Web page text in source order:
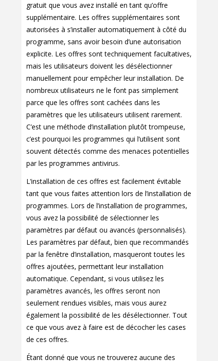
gratuit que vous avez installé en tant qu’offre
supplémentaire. Les offres supplémentaires sont
autorisées à s’installer automatiquement à côté du
programme, sans avoir besoin d’une autorisation
explicite. Les offres sont techniquement facultatives,
mais les utilisateurs doivent les désélectionner
manuellement pour empêcher leur installation. De
nombreux utilisateurs ne le font pas simplement
parce que les offres sont cachées dans les
paramètres que les utilisateurs utilisent rarement.
C’est une méthode d’installation plutôt trompeuse,
c’est pourquoi les programmes qui l’utilisent sont
souvent détectés comme des menaces potentielles
par les programmes antivirus.
L’installation de ces offres est facilement évitable
tant que vous faites attention lors de l’installation de
programmes. Lors de l’installation de programmes,
vous avez la possibilité de sélectionner les
paramètres par défaut ou avancés (personnalisés).
Les paramètres par défaut, bien que recommandés
par la fenêtre d’installation, masqueront toutes les
offres ajoutées, permettant leur installation
automatique. Cependant, si vous utilisez les
paramètres avancés, les offres seront non
seulement rendues visibles, mais vous aurez
également la possibilité de les désélectionner. Tout
ce que vous avez à faire est de décocher les cases
de ces offres.
Étant donné que vous ne trouverez aucune des